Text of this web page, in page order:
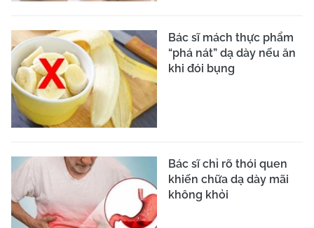
Bác sĩ mách thực phẩm
“phá nát” dạ dày nếu ăn
khi đói bụng
Bác sĩ chỉ rõ thói quen
khiến chữa dạ dày mãi
không khỏi